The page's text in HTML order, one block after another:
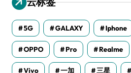
5G GALAXY Iphone
OPPO Pro Realme
Vivo 一加 三星